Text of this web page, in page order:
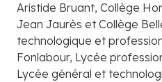
Aristide Bruant, Collège
Jean Jaurès et Collège
technologique et
Fonlabour, Lycée
Lycée général et